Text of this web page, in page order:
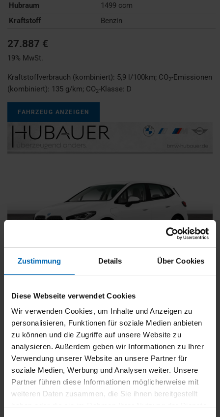
Zustimmung Details Über Cookies
Diese Webseite verwendet Cookies
Wir verwenden Cookies, um Inhalte und Anzeigen zu
personalisieren, Funktionen für soziale Medien anbieten
zu können und die Zugriffe auf unsere Website zu
analysieren. Außerdem geben wir Informationen zu Ihrer
Verwendung unserer Website an unsere Partner für
soziale Medien, Werbung und Analysen weiter. Unsere
Partner führen diese Informationen möglicherweise mit
weiteren Daten zusammen, die Sie ihnen bereitgestellt
Hubraum
1499 ccm
Kraftstoff
Benzin
27.887 €
19% MwSt.
Kraftstoffverbrauch (kombiniert): 5,9 l/100km; CO2-Emissionen
(kombiniert): 135 g/km; CO2-Klasse: D
FAHRZEUG ANZEIGEN
BMW 225
Gebrauchtwagen
Typ
Pkw
Kilometerstand
54.750 km
Erstzulassung
05/2023
Zustand
Gebrauchtwagen
Leistung
180 kW / 245 PS